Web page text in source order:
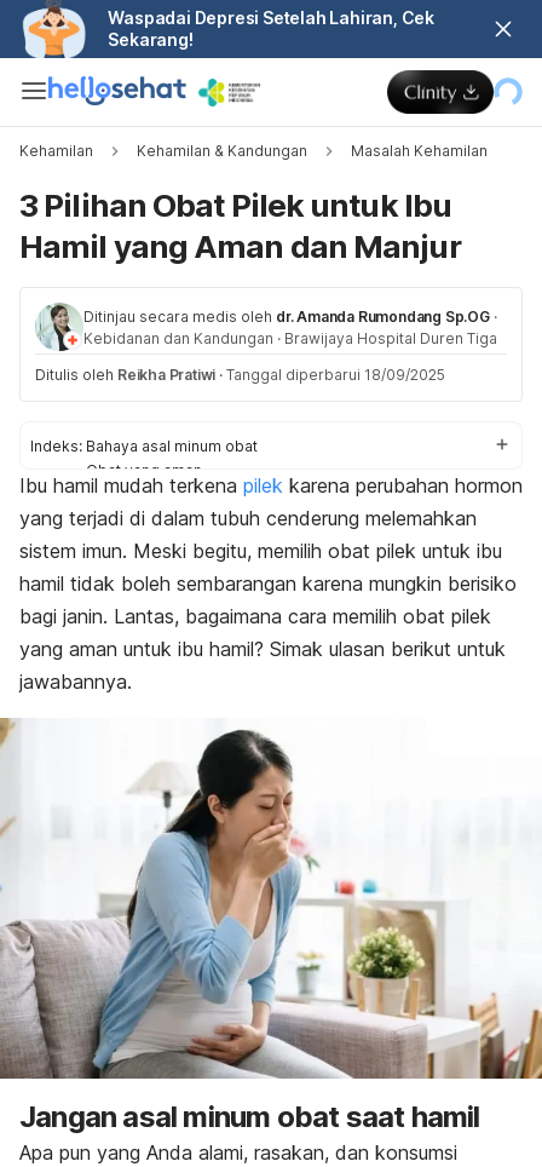
Waspadai Depresi Setelah Lahiran, Cek
Sekarang!
Kehamilan Kehamilan & Kandungan Masalah Kehamilan
3 Pilihan Obat Pilek untuk Ibu
Hamil yang Aman dan Manjur
Ditinjau secara medis oleh dr. Amanda Rumondang Sp.OG ·
Kebidanan dan Kandungan · Brawijaya Hospital Duren Tiga
Ditulis oleh Reikha Pratiwi · Tanggal diperbarui 18/09/2025
Indeks: Bahaya asal minum obat
Obat yang aman
Aturan minum obat
Perawatan rumahan
Ibu hamil mudah terkena pilek karena perubahan hormon
yang terjadi di dalam tubuh cenderung melemahkan
sistem imun. Meski begitu, memilih obat pilek untuk ibu
hamil tidak boleh sembarangan karena mungkin berisiko
bagi janin. Lantas, bagaimana cara memilih obat pilek
yang aman untuk ibu hamil? Simak ulasan berikut untuk
jawabannya.
Jangan asal minum obat saat hamil
Apa pun yang Anda alami, rasakan, dan konsumsi